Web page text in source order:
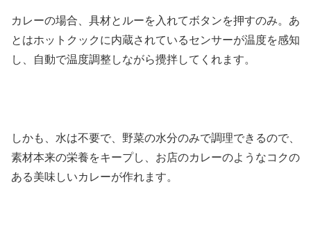
カレーの場合、具材とルーを入れてボタンを押すのみ。あ
とはホットクックに内蔵されているセンサーが温度を感知
し、自動で温度調整しながら攪拌してくれます。
しかも、水は不要で、野菜の水分のみで調理できるので、
素材本来の栄養をキープし、お店のカレーのようなコクの
ある美味しいカレーが作れます。